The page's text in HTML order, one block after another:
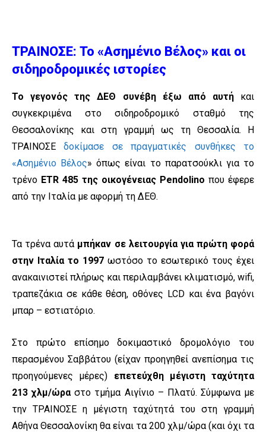
ΤΡΑΙΝΟΣΕ: Το «Ασημένιο Βέλος» και οι
σιδηροδρομικές ιστορίες
Το γεγονός της ΔΕΘ συνέβη έξω από αυτήκαι
συγκεκριμένα στο σιδηροδρομικό σταθμό της
Θεσσαλονίκης και στη γραμμή ως τη Θεσσαλία. Η
ΤΡΑΙΝΟΣΕδοκίμασε σε πραγματικές συνθήκες το
«Ασημένιο Βέλος» όπως είναι το παρατσούκλι για το
τρένο ETR 485 της οικογένειας Pendolino που έφερε
από την Ιταλία με αφορμή τη ΔΕΘ.
Τα τρένα αυτά μπήκαν σε λειτουργία για πρώτη φορά
στην Ιταλία το 1997 ωστόσο το εσωτερικό τους έχει
ανακαινιστεί πλήρως και περιλαμβάνει κλιματισμό, wifi,
τραπεζάκια σε κάθε θέση, οθόνες LCD και ένα βαγόνι
μπαρ – εστιατόριο.
Στο πρώτο επίσημο δοκιμαστικό δρομολόγιο του
περασμένου Σαββάτου (είχαν προηγηθεί ανεπίσημα τις
προηγούμενες μέρες) επετεύχθη μέγιστη ταχύτητα
213 χλμ/ώραστο τμήμα Αιγίνιο – Πλατύ. Σύμφωνα με
την ΤΡΑΙΝΟΣΕ η μέγιστη ταχύτητά του στη γραμμή
Αθήνα Θεσσαλονίκη θα είναι τα 200 χλμ/ώρα (και όχι τα